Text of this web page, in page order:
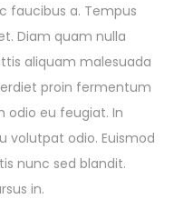
faucibus a. Tempus
Diam quam nulla
aliquam malesuada
proin fermentum
odio eu feugiat. In
volutpat odio. Euismod
nunc sed blandit.
in.